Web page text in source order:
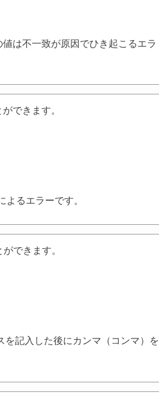
は不一致が原因でひき起こるエラ
できます。
るエラーです。
できます。
記入した後にカンマ（コンマ）を